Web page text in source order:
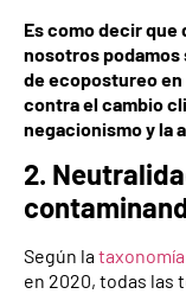
Es como decir
nosotros podamos
de ecopostureo
contra el cambio
negacionismo y la
2.
Según la
en 2020, todas las